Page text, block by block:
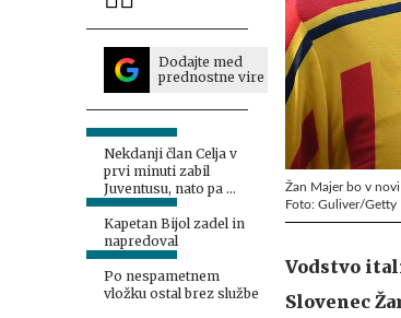
Dodajte med
prednostne vire
Nekdanji član Celja v
prvi minuti zabil
Juventusu, nato pa ...
Kapetan Bijol zadel in
napredoval
Po nespametnem
vložku ostal brez službe
Žan Majer bo v
Foto: Guliver/Getty
Vodstvo
Slovenec